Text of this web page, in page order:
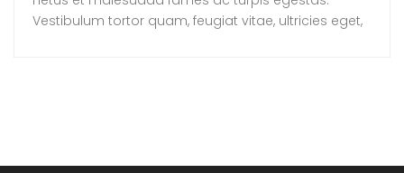
Vestibulum tortor quam, feugiat vitae, ultricies eget,